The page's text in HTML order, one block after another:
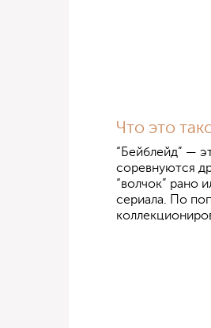
Что это
“Бейблейд” —
соревнуются
“волчок” рано
сериала. По